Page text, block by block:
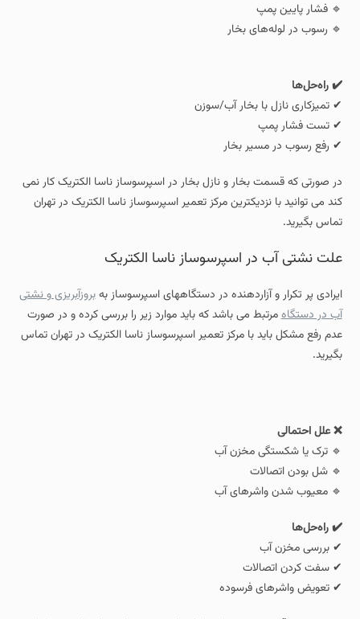
🔹 فشار پایین پمپ
🔹 رسوب در لوله‌های بخار
✔️ راه‌حل‌ها
✔ تمیزکاری نازل با بخار آب/سوزن
✔ تست فشار پمپ
✔ رفع رسوب در مسیر بخار
در صورتی که قسمت بخار و نازل بخار در اسپرسوساز ناسا الکتریک کار نمی
کند می توانید با نزدیکترین مرکز تعمیر اسپرسوساز ناسا الکتریک در تهران
تماس بگیرید.
علت نشتی آب در اسپرسوساز ناسا الکتریک
ایرادی پر تکرار و آزاردهنده در دستگاههای اسپرسوساز بهبروزآبریزی و نشتی
آب در دستگاهمرتبط می باشد که باید موارد زیر را بررسی کرده و در صورت
عدم رفع مشکل باید با مرکز تعمیر اسپرسوساز ناسا الکتریک در تهران تماس
بگیرید.
❌ علل احتمالی
🔹 ترک یا شکستگی مخزن آب
🔹 شل بودن اتصالات
🔹 معیوب شدن واشرهای آب
✔️ راه‌حل‌ها
✔ بررسی مخزن آب
✔ سفت کردن اتصالات
✔ تعویض واشرهای فرسوده